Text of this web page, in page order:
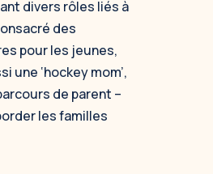
divers rôles liés à
des
pour les jeunes,
‘hockey mom’,
de parent –
les familles